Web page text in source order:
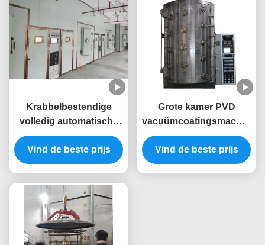
Krabbelbestendige
volledig automatische
PVD-coatingsmachine
met roestvrijstalen
kamer voor
Vind de beste prijs
Grote kamer PVD
vacuümcoatingsmachine
met volledige
automatische besturing
voor op maat gemaakte
Vind de beste prijs